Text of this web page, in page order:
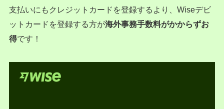
支払いにもクレジットカードを登録するより、Wiseデビ
ットカードを登録する方が海外事務手数料がかからずお
得です！